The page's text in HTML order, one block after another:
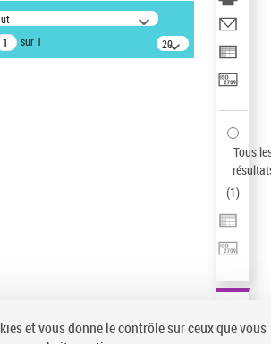
d'autorité
sur 1
20
résultats/page
Tous
(1)
et vous donne le contrôle sur ceux que vous